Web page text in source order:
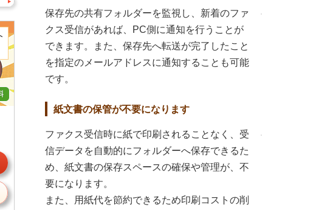
保存先の共有フォルダーを監視し、新着のファ
クス受信があれば、PC側に通知を行うことが
できます。また、保存先へ転送が完了したこと
を指定のメールアドレスに通知することも可能
です。
紙文書の保管が不要になります
ファクス受信時に紙で印刷されることなく、受
信データを自動的にフォルダーへ保存できるた
め、紙文書の保存スペースの確保や管理が、不
要になります。
また、用紙代を節約できるため印刷コストの削